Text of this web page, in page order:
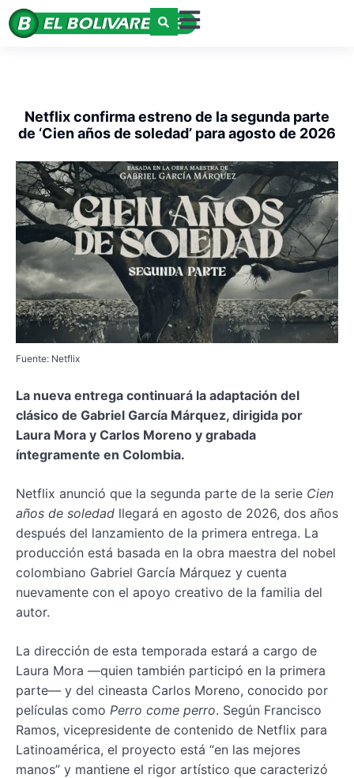
Netflix confirma estreno de la segunda parte
de ‘Cien años de soledad’ para agosto de 2026
Fuente: Netflix
La nueva entrega continuará la adaptación del
clásico de Gabriel García Márquez, dirigida por
Laura Mora y Carlos Moreno y grabada
íntegramente en Colombia.
Netflix anunció que la segunda parte de la serie Cien
años de soledad llegará en agosto de 2026, dos años
después del lanzamiento de la primera entrega. La
producción está basada en la obra maestra del nobel
colombiano Gabriel García Márquez y cuenta
nuevamente con el apoyo creativo de la familia del
autor.
La dirección de esta temporada estará a cargo de
Laura Mora —quien también participó en la primera
parte— y del cineasta Carlos Moreno, conocido por
películas como Perro come perro. Según Francisco
Ramos, vicepresidente de contenido de Netflix para
Latinoamérica, el proyecto está “en las mejores
manos” y mantiene el rigor artístico que caracterizó